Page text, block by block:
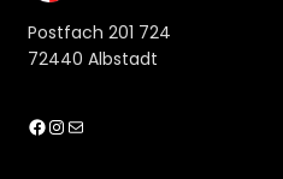
Postfach 201 724
72440 Albstadt
Facebook InstagramE-Mail